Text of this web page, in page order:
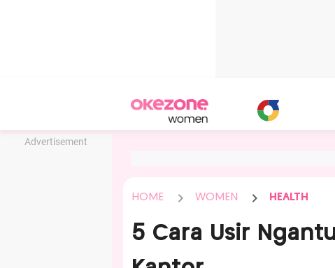
Advertisement
HOME WOMEN HEALTH
5 Cara Usir